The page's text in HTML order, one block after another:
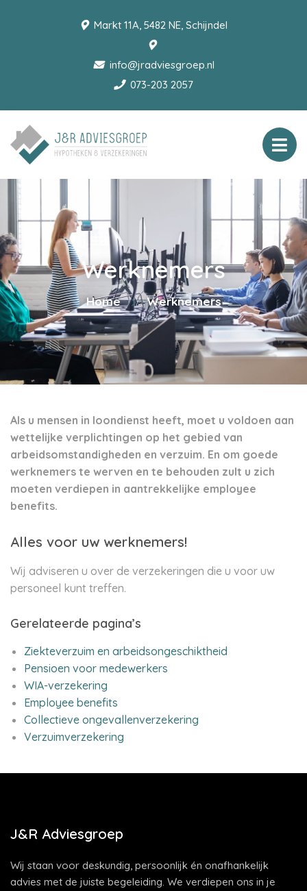
Markt 11A, 5482 NE, Schijndel
info@jradviesgroep.nl
073-203 2057
Werknemers
Home Werknemers
Als u mensen in loondienst heeft, moet u voldoen aan
wettelijke verplichtingen op het gebied van
arbeidsomstandigheden en verzuim. En om goede
werknemers te werven en te behouden zult u zich
moeten verdiepen in aantrekkelijke employee
benefits.
Alles voor uw werknemers!
Wij adviseren u over de verzekeringen die u voor uw
personeel kunt treffen.
Gerelateerde pagina’s
Ziekteverzuim en arbeidsongeschiktheid
Pensioen voor medewerkers
WIA-verzekering
Employee benefits
Collectieve ongevallenverzekering
Verzuimverzekering
J&R Adviesgroep
Wij staan voor deskundig, persoonlijk én onafhankelijk
advies met de juiste begeleiding. We verdiepen ons in je